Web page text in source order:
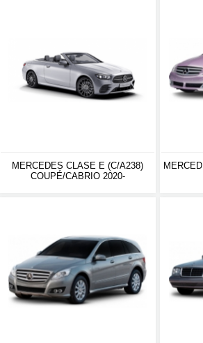
MERCEDES CLASE E (C/A238)
COUPÉ/CABRIO 2020-